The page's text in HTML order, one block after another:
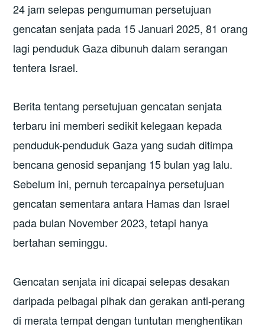
24 jam selepas pengumuman persetujuan
gencatan senjata pada 15 Januari 2025, 81 orang
lagi penduduk Gaza dibunuh dalam serangan
tentera Israel.
Berita tentang persetujuan gencatan senjata
terbaru ini memberi sedikit kelegaan kepada
penduduk-penduduk Gaza yang sudah ditimpa
bencana genosid sepanjang 15 bulan yag lalu.
Sebelum ini, pernuh tercapainya persetujuan
gencatan sementara antara Hamas dan Israel
pada bulan November 2023, tetapi hanya
bertahan seminggu.
Gencatan senjata ini dicapai selepas desakan
daripada pelbagai pihak dan gerakan anti-perang
di merata tempat dengan tuntutan menghentikan